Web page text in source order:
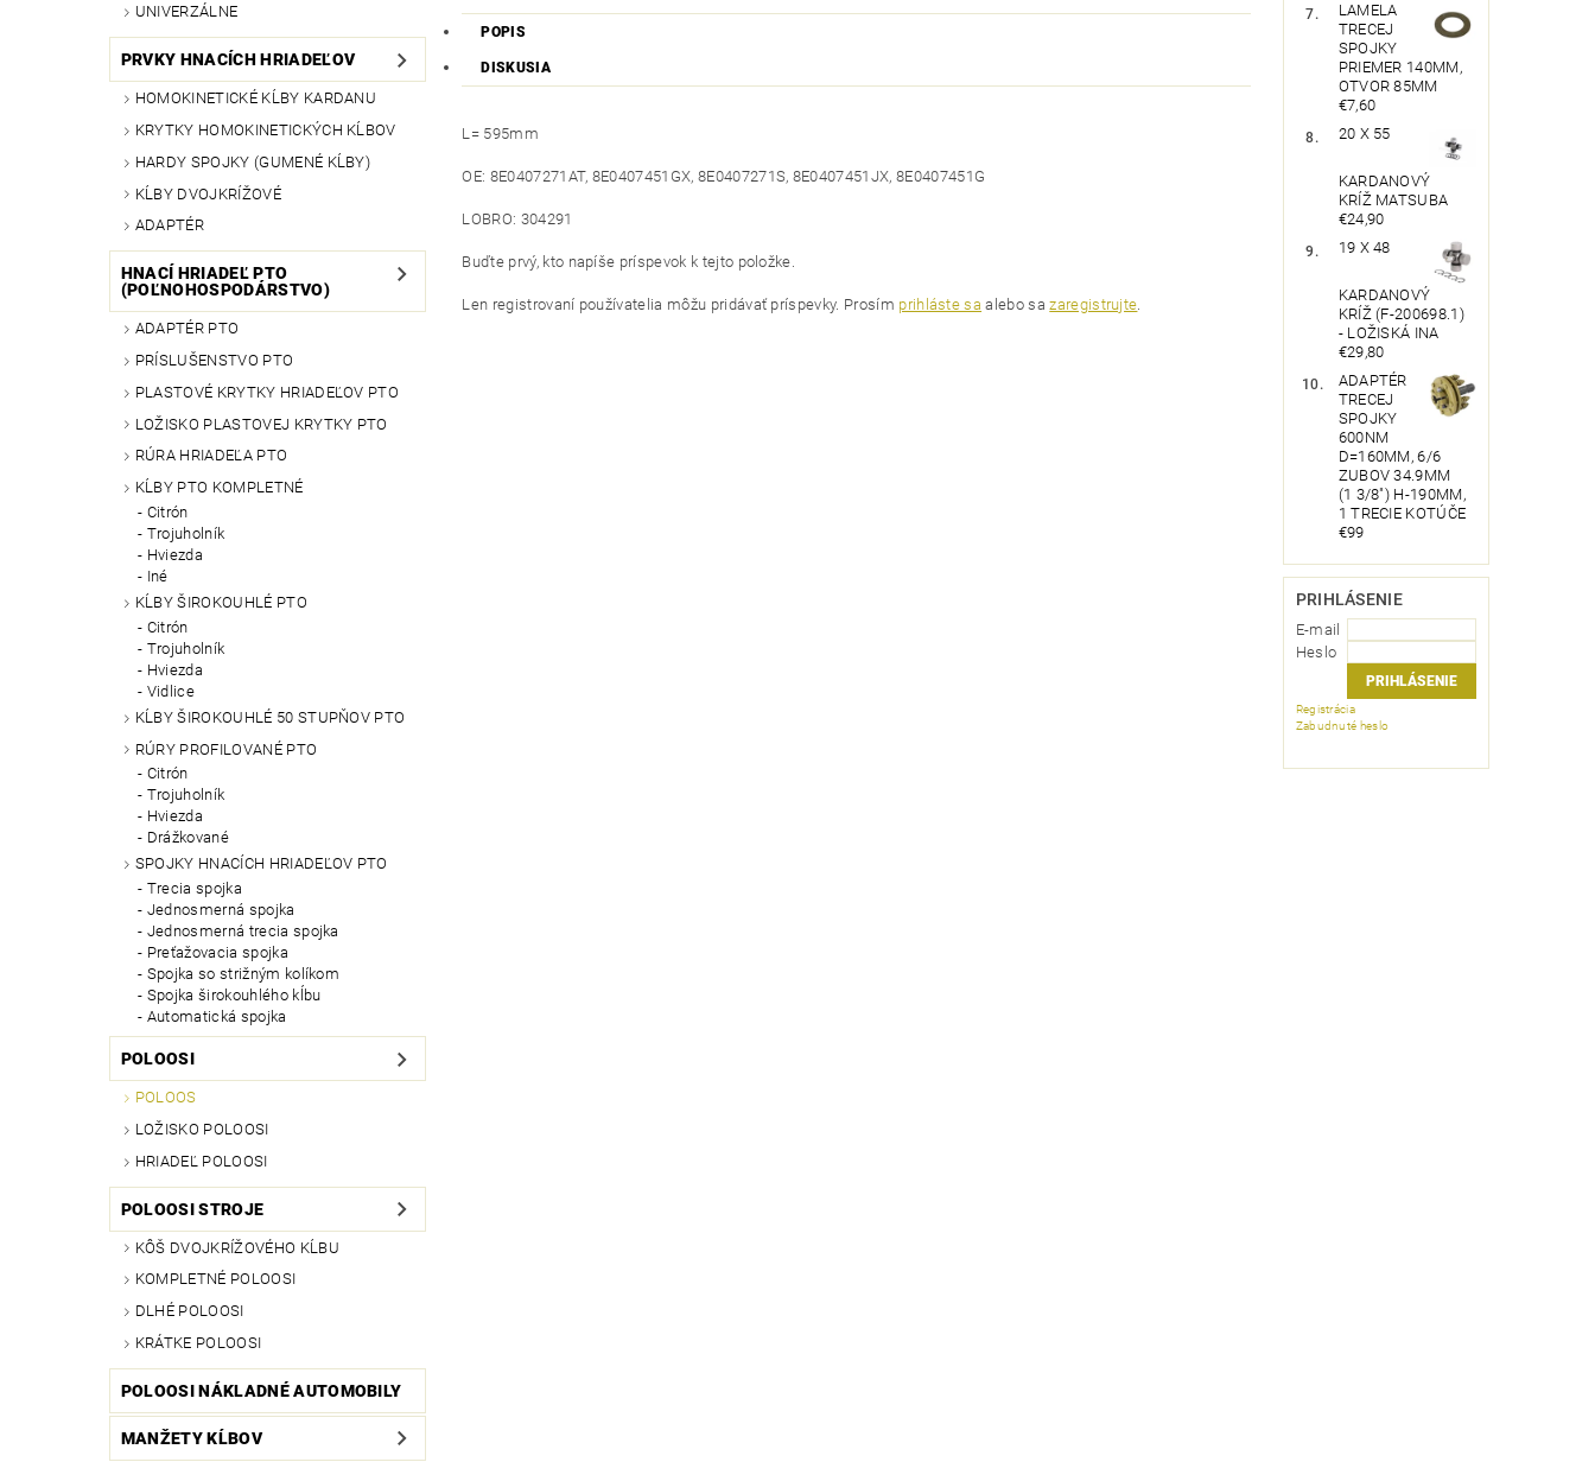
UNIVERZÁLNE
PRVKY HNACÍCH HRIADEĽOV
HOMOKINETICKÉ KĹBY KARDANU
KRYTKY HOMOKINETICKÝCH KĹBOV
HARDY SPOJKY (GUMENÉ KĹBY)
KĹBY DVOJKRÍŽOVÉ
ADAPTÉR
HNACÍ HRIADEĽ PTO
(POĽNOHOSPODÁRSTVO)
ADAPTÉR PTO
PRÍSLUŠENSTVO PTO
PLASTOVÉ KRYTKY HRIADEĽOV PTO
LOŽISKO PLASTOVEJ KRYTKY PTO
RÚRA HRIADEĽA PTO
KĹBY PTO KOMPLETNÉ
Citrón
Trojuholník
Hviezda
Iné
KĹBY ŠIROKOUHLÉ PTO
Citrón
Trojuholník
Hviezda
Vidlice
KĹBY ŠIROKOUHLÉ 50 STUPŇOV PTO
RÚRY PROFILOVANÉ PTO
Citrón
Trojuholník
Hviezda
Drážkované
SPOJKY HNACÍCH HRIADEĽOV PTO
Trecia spojka
Jednosmerná spojka
Jednosmerná trecia spojka
Preťažovacia spojka
Spojka so strižným kolíkom
Spojka širokouhlého kĺbu
Automatická spojka
POLOOSI
POLOOS
LOŽISKO POLOOSI
HRIADEĽ POLOOSI
POLOOSI STROJE
KÔŠ DVOJKRÍŽOVÉHO KĹBU
KOMPLETNÉ POLOOSI
DLHÉ POLOOSI
KRÁTKE POLOOSI
POLOOSI NÁKLADNÉ AUTOMOBILY
MANŽETY KĹBOV
POPIS
DISKUSIA
L= 595mm
OE: 8E0407271AT, 8E0407451GX, 8E0407271S, 8E0407451JX, 8E0407451G
LOBRO: 304291
Buďte prvý, kto napíše príspevok k tejto položke.
Len registrovaní používatelia môžu pridávať príspevky. Prosím prihláste sa alebo sazaregistrujte.
LAMELA
TRECEJ
SPOJKY
PRIEMER 140MM,
OTVOR 85MM
€7,60
20 X 55
KARDANOVÝ
KRÍŽ MATSUBA
€24,90
19 X 48
KARDANOVÝ
KRÍŽ (F-200698.1)
- LOŽISKÁ INA
€29,80
ADAPTÉR
TRECEJ
SPOJKY
600NM
D=160MM, 6/6
ZUBOV 34.9MM
(1 3/8") H-190MM,
1 TRECIE KOTÚČE
€99
PRIHLÁSENIE
E-mail
Heslo
Registrácia
Zabudnuté heslo